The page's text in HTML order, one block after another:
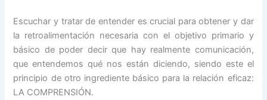
Escuchar y tratar de entender es crucial para obtener y dar
la retroalimentación necesaria con el objetivo primario y
básico de poder decir que hay realmente comunicación,
que entendemos qué nos están diciendo, siendo este el
principio de otro ingrediente básico para la relación eficaz:
LA COMPRENSIÓN.